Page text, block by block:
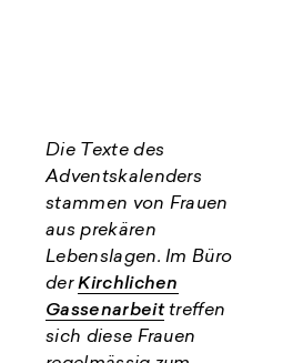
Die Texte des
Adventskalenders
stammen von Frauen
aus prekären
Lebenslagen. Im Büro
derKirchlichen
Gassenarbeittreffen
sich diese Frauen